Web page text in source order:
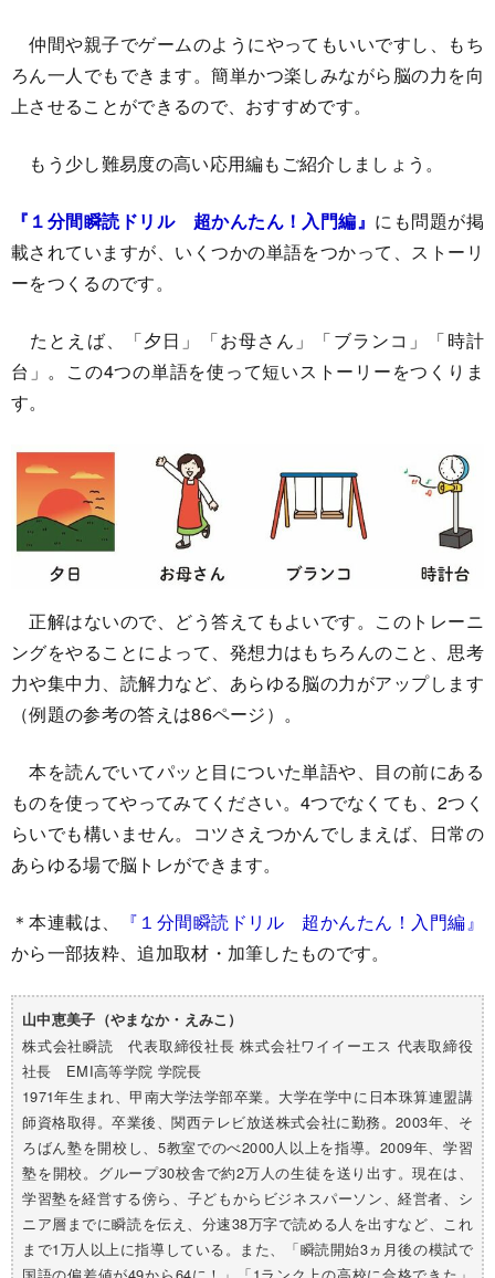
仲間や親子でゲームのようにやってもいいですし、もち
ろん一人でもできます。簡単かつ楽しみながら脳の力を向
上させることができるので、おすすめです。
もう少し難易度の高い応用編もご紹介しましょう。
『 １分間瞬読ドリル 超かんたん！入門編』 にも問題が掲
載されていますが、いくつかの単語をつかって、ストーリ
ーをつくるのです。
たとえば、「夕日」「お母さん」「ブランコ」「時計
台」。この4つの単語を使って短いストーリーをつくりま
す。
正解はないので、どう答えてもよいです。このトレーニ
ングをやることによって、発想力はもちろんのこと、思考
力や集中力、読解力など、あらゆる脳の力がアップします
（例題の参考の答えは86ページ）。
本を読んでいてパッと目についた単語や、目の前にある
ものを使ってやってみてください。4つでなくても、2つく
らいでも構いません。コツさえつかんでしまえば、日常の
あらゆる場で脳トレができます。
＊本連載は、 『 １分間瞬読ドリル 超かんたん！入門編』
から一部抜粋、追加取材・加筆したものです。
山中恵美子（やまなか・えみこ）
株式会社瞬読 代表取締役社長 株式会社ワイイーエス 代表取締役
社長 EMI高等学院 学院長
1971年生まれ、甲南大学法学部卒業。大学在学中に日本珠算連盟講
師資格取得。卒業後、関西テレビ放送株式会社に勤務。2003年、そ
ろばん塾を開校し、5教室でのべ2000人以上を指導。2009年、学習
塾を開校。グループ30校舎で約2万人の生徒を送り出す。現在は、
学習塾を経営する傍ら、子どもからビジネスパーソン、経営者、シ
ニア層までに瞬読を伝え、分速38万字で読める人を出すなど、これ
まで1万人以上に指導している。また、「瞬読開始3ヵ月後の模試で